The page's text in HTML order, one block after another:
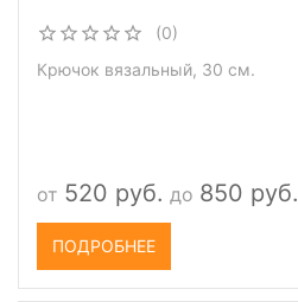
(0)
Крючок вязальный, 30 см.
от 520 руб. до 850 руб.
ПОДРОБНЕЕ